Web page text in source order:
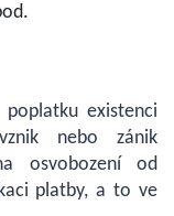
existenci
nebo zánik
osvobození od
platby, a to ve